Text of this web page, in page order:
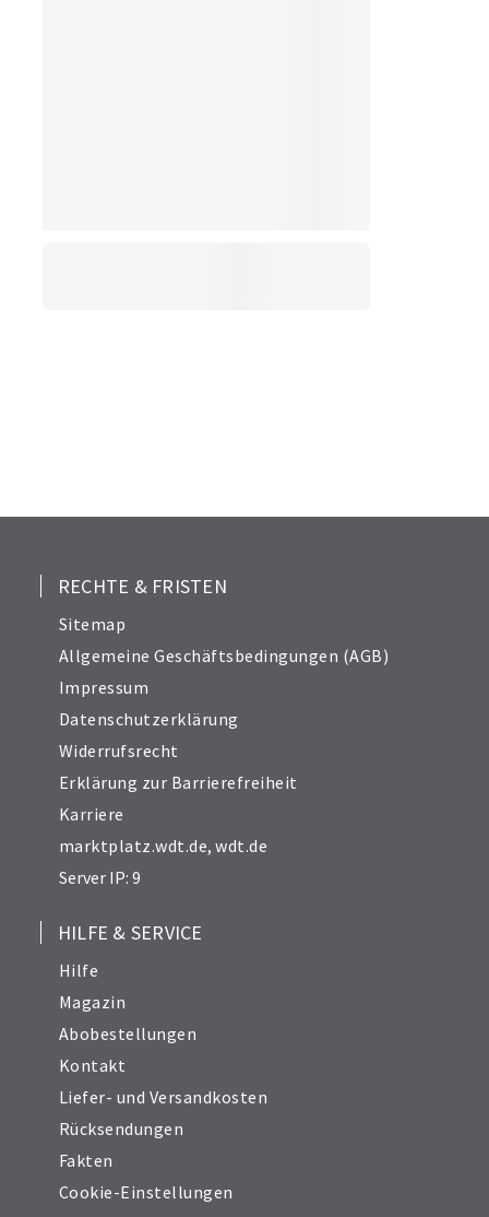
RECHTE & FRISTEN
Sitemap
Allgemeine Geschäftsbedingungen (AGB)
Impressum
Datenschutzerklärung
Widerrufsrecht
Erklärung zur Barrierefreiheit
Karriere
marktplatz.wdt.de,wdt.de
Server IP: 9
HILFE & SERVICE
Hilfe
Magazin
Abobestellungen
Kontakt
Liefer- und Versandkosten
Rücksendungen
Fakten
Cookie-Einstellungen